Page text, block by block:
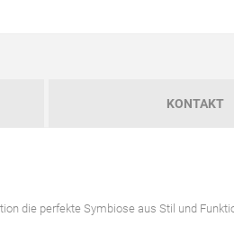
KONTAKT
die perfekte Symbiose aus Stil und